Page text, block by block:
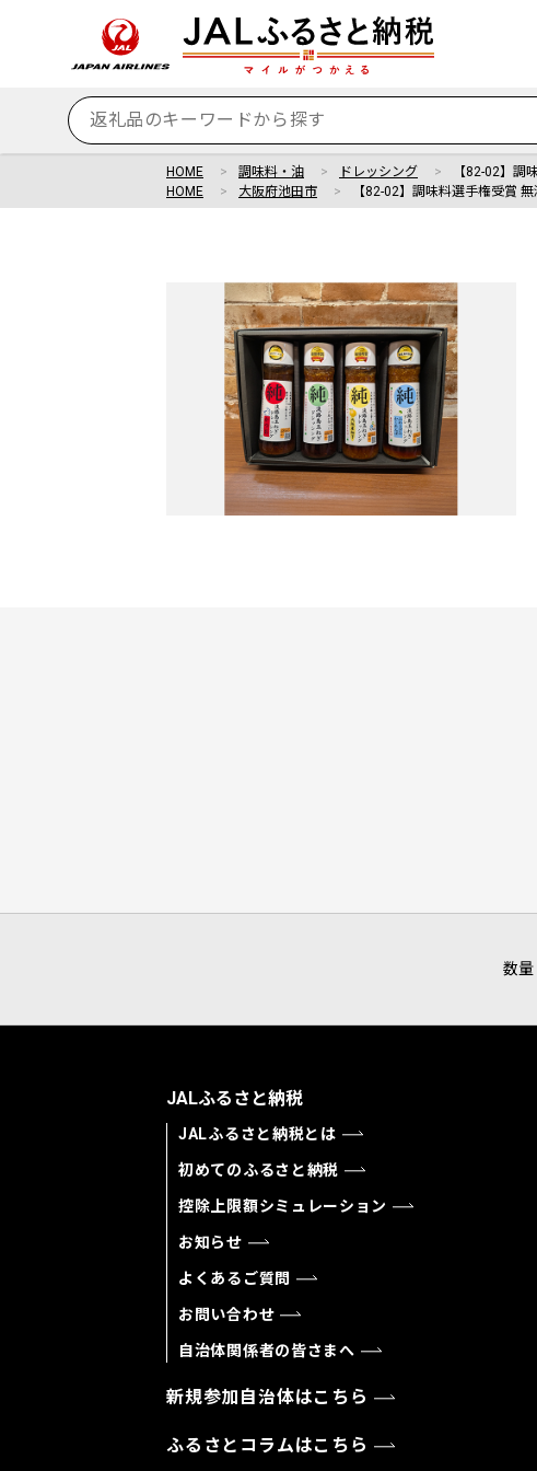
HOME 調味料・油 ドレッシング 【82-02】調
HOME
大阪府池田市 【82-02】調味料選手権受賞
数量
JALふるさと納税
JALふるさと納税とは
初めてのふるさと納税
控除上限額シミュレーション
お知らせ
よくあるご質問
お問い合わせ
自治体関係者の皆さまへ
新規参加自治体はこちら
ふるさとコラムはこちら